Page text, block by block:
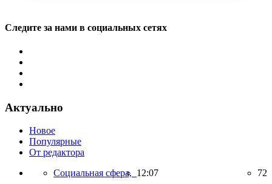
Следите за нами в социальных сетях
Актуально
Новое
Популярные
От редактора
Социальная сфера, 12:07 72